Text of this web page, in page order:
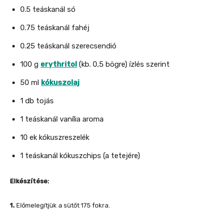
0.5 teáskanál só
0.75 teáskanál fahéj
0.25 teáskanál szerecsendió
100 g erythritol (kb. 0,5 bögre) ízlés szerint
50 ml kókuszolaj
1 db tojás
1 teáskanál vanília aroma
10 ek kókuszreszelék
1 teáskanál kókuszchips (a tetejére)
Elkészítése:
1. Előmelegítjük a sütőt 175 fokra.